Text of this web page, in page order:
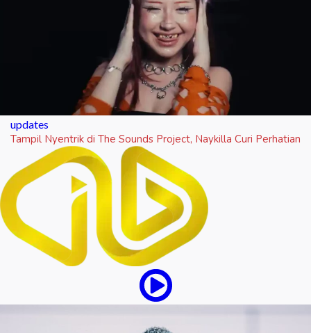
updates
Tampil Nyentrik di The Sounds Project, Naykilla Curi Perhatian